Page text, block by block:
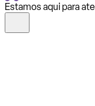
Estamos aqui para